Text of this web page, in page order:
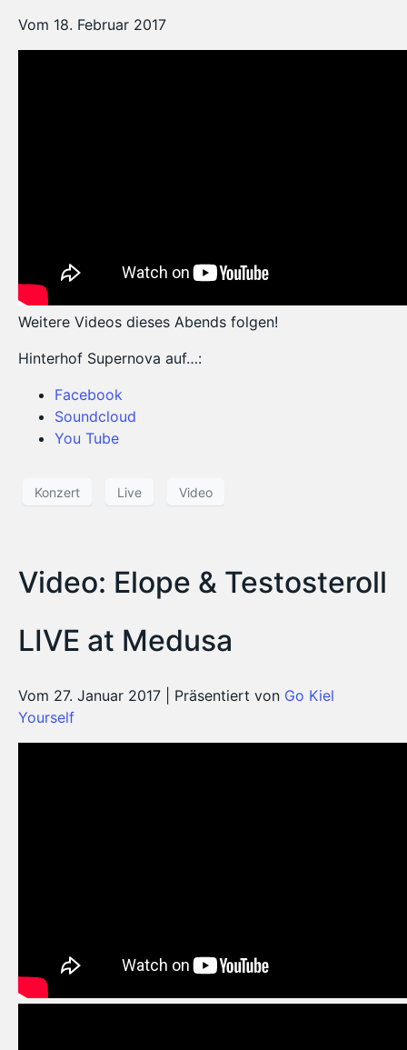
Vom 18. Februar 2017
Weitere Videos dieses Abends folgen!
Hinterhof Supernova auf…:
Facebook
Soundcloud
You Tube
Konzert Live Video
Video: Elope & Testosteroll
LIVE at Medusa
Vom 27. Januar 2017 | Präsentiert von Go Kiel
Yourself